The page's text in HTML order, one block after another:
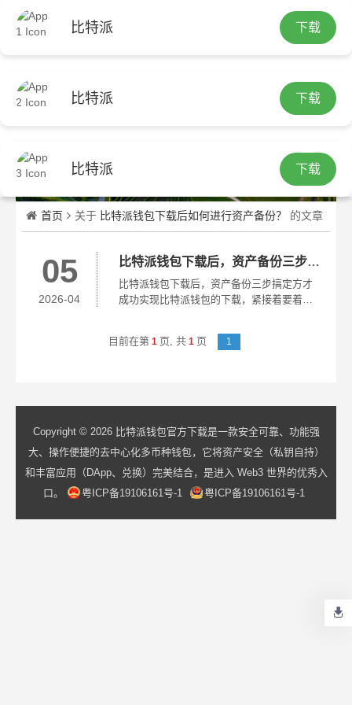
比特派 下载
比特派 下载
比特派 下载
繁
首页 关于 比特派钱包下载后如何进行资产备份？ 的文章
05
2026-04
比特派钱包下载后，资产备份三步搞定
比特派钱包下载后，资产备份三步搞定方才
成功实现比特派钱包的下载，紧接着要着手
快速地将钱包打开，在“我的”页面认真地找
寻，寻得“备份钱包”选项。点击该选项之后...
目前在第 1 页, 共 1 页 1
Copyright © 2026 比特派钱包官方下载是一款安全可靠、功能强
大、操作便捷的去中心化多币种钱包，它将资产安全（私钥自持）
和丰富应用（DApp、兑换）完美结合，是进入 Web3 世界的优秀入
口。
粤ICP备19106161号-1 粤ICP备19106161号-1